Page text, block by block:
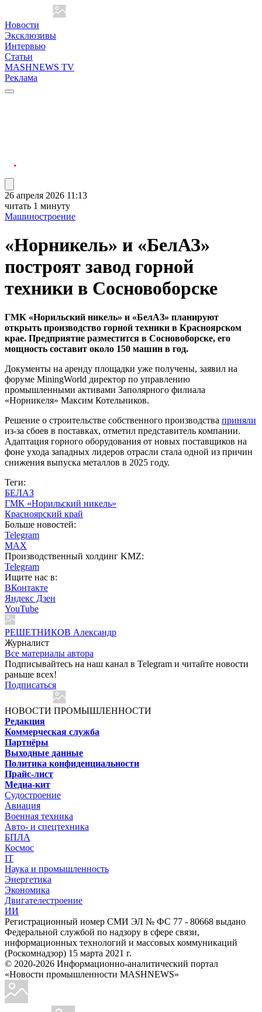
Новости
Эксклюзивы
Интервью
Статьи
MASHNEWS TV
Реклама
26 апреля 2026 11:13
читать 1 минуту
Машиностроение
«Норникель» и «БелАЗ»
построят завод горной
техники в Сосновоборске
ГМК «Норильский никель» и «БелАЗ» планируют
открыть производство горной техники в Красноярском
крае. Предприятие разместится в Сосновоборске, его
мощность составит около 150 машин в год.
Документы на аренду площадки уже получены, заявил на
форуме MiningWorld директор по управлению
промышленными активами Заполярного филиала
«Норникеля» Максим Котельников.
Решение о строительстве собственного производства приняли
из-за сбоев в поставках, отметил представитель компании.
Адаптация горного оборудования от новых поставщиков на
фоне ухода западных лидеров отрасли стала одной из причин
снижения выпуска металлов в 2025 году.
Теги:
БЕЛАЗ
ГМК «Норильский никель»
Красноярский край
Больше новостей:
Telegram
MAX
Производственный холдинг KMZ:
Telegram
Ищите нас в:
ВКонтакте
Яндекс Дзен
YouTube
РЕШЕТНИКОВ Александр
Журналист
Все материалы автора
Подписывайтесь на наш канал в Telegram и читайте новости
раньше всех!
Подписаться
НОВОСТИ ПРОМЫШЛЕННОСТИ
Редакция
Коммерческая служба
Партнёры
Выходные данные
Политика конфиденциальности
Прайс-лист
Медиа-кит
Судостроение
Авиация
Военная техника
Авто- и спецтехника
БПЛА
Космос
IT
Наука и промышленность
Энергетика
Экономика
Двигателестроение
ИИ
Регистрационный номер СМИ ЭЛ № ФС 77 - 80668 выдано
Федеральной службой по надзору в сфере связи,
информационных технологий и массовых коммуникаций
(Роскомнадзор) 15 марта 2021 г.
© 2020-2026 Информационно-аналитический портал
«Новости промышленности MASHNEWS»